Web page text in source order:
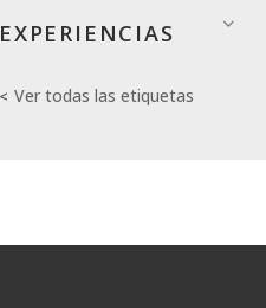
EXPERIENCIAS
Ver todas las etiquetas